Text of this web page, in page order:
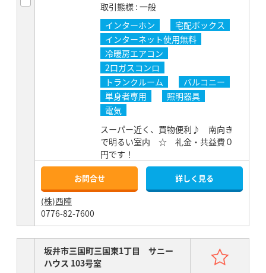
取引態様 一般
インターホン
宅配ボックス
インターネット使用無料
冷暖房エアコン
2口ガスコンロ
トランクルーム
バルコニー
単身者専用
照明器具
電気
スーパー近く、買物便利♪ 南向き
で明るい室内 ☆ 礼金・共益費０
円です！
お問合せ 詳しく見る
(株)西陣
0776-82-7600
坂井市三国町三国東1丁目 サニー
ハウス 103号室